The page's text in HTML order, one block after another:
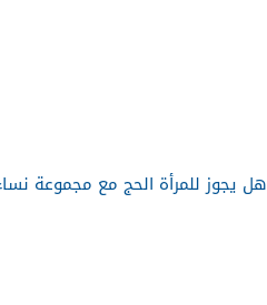
هل يجوز للمرأة الحج مع مجموعة